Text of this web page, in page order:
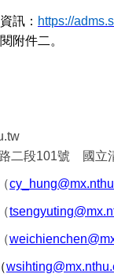
訊： https://
附件二。
二段101號 國立
（
（
（